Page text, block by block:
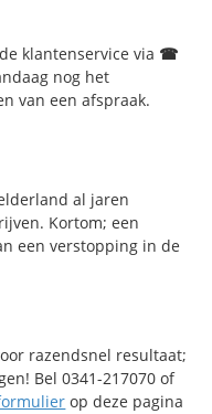
klantenservice via ☎
nog het
van een afspraak.
al jaren
Kortom; een
een verstopping in de
razendsnel resultaat;
Bel 0341-217070 of
op deze pagina